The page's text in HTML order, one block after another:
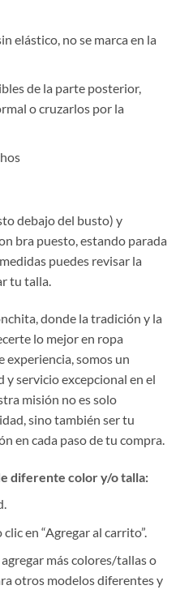
elástico, no se marca en la
de la parte posterior,
o cruzarlos por la
debajo del busto) y
bra puesto, estando parada
puedes revisar la
tu talla.
donde la tradición y la
lo mejor en ropa
experiencia, somos un
y servicio excepcional en el
misión no es solo
sino también ser tu
en cada paso de tu compra.
diferente color y/o talla:
en “Agregar al carrito”.
más colores/tallas o
otros modelos diferentes y